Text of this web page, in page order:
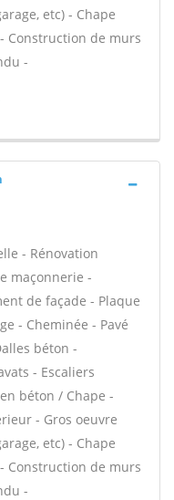
etc) - Chape
Construction de murs
-
- Rénovation
maçonnerie -
de façade - Plaque
- Cheminée - Pavé
béton -
- Escaliers
béton / Chape -
- Gros oeuvre
etc) - Chape
Construction de murs
-